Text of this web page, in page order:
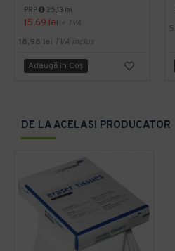
PRP 25,13 lei
15,69 lei + TVA
18,98 lei TVA inclus
Adaugă în Coş
DE LA ACELASI PRODUCATOR